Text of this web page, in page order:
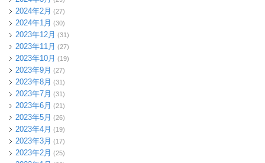
2024年2月 (27)
2024年1月 (30)
2023年12月 (31)
2023年11月 (27)
2023年10月 (19)
2023年9月 (27)
2023年8月 (31)
2023年7月 (31)
2023年6月 (21)
2023年5月 (26)
2023年4月 (19)
2023年3月 (17)
2023年2月 (25)